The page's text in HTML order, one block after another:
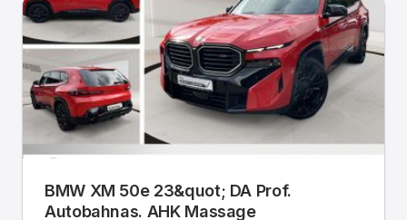
BMW XM 50e 23&quot; DA Prof.
Autobahnas. AHK Massage